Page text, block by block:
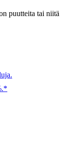
puutteita tai niitä